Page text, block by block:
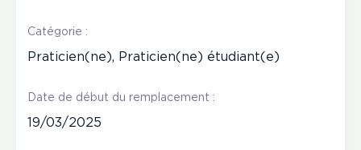
Catégorie :
Praticien(ne), Praticien(ne) étudiant(e)
Date de début du remplacement :
19/03/2025